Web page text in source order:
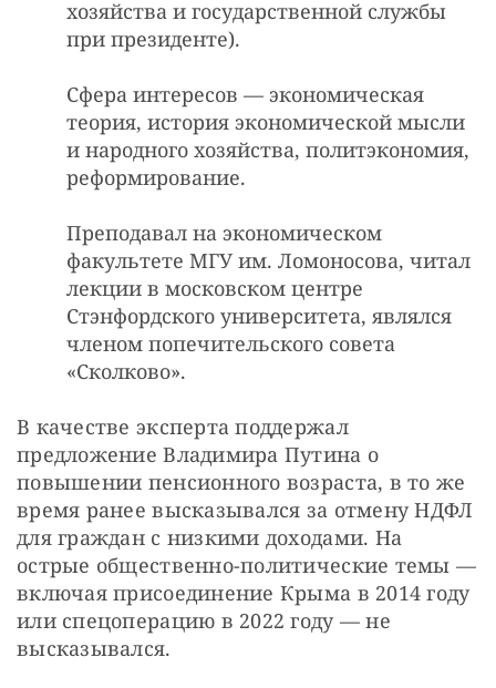
хозяйства и государственной службы
при президенте).
Сфера интересов — экономическая
теория, история экономической мысли
и народного хозяйства, политэкономия,
реформирование.
Преподавал на экономическом
факультете МГУ им. Ломоносова, читал
лекции в московском центре
Стэнфордского университета, являлся
членом попечительского совета
«Сколково».
В качестве эксперта поддержал
предложение Владимира Путина о
повышении пенсионного возраста, в то же
время ранее высказывался за отмену НДФЛ
для граждан с низкими доходами. На
острые общественно-политические темы —
включая присоединение Крыма в 2014 году
или спецоперацию в 2022 году — не
высказывался.